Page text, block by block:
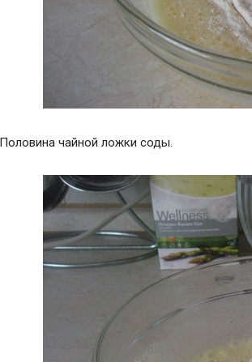
Половина чайной ложки соды.